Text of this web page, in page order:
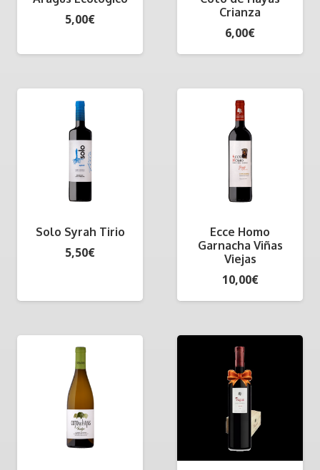
5,00€
Crianza
6,00€
Solo Syrah Tirio
5,50€
Ecce Homo
Garnacha Viñas
Viejas
10,00€